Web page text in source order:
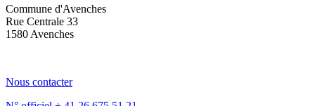
Commune d'Avenches
Rue Centrale 33
1580 Avenches
Nous contacter